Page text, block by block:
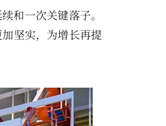
和一次关键落子。
坚实，为增长再提